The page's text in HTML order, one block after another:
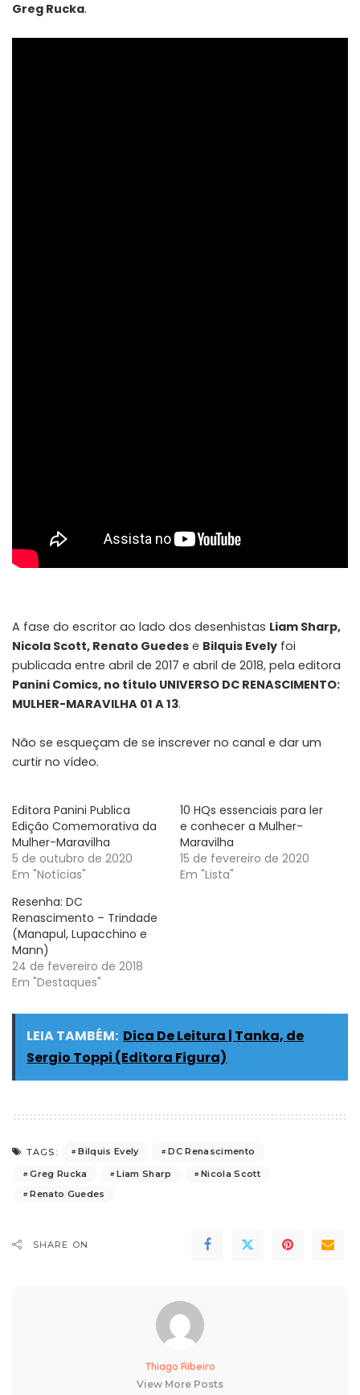
Greg Rucka.
A fase do escritor ao lado dos desenhistas Liam Sharp,
Nicola Scott, Renato Guedes e Bilquis Evely foi
publicada entre abril de 2017 e abril de 2018, pela editora
Panini Comics, no título UNIVERSO DC RENASCIMENTO:
MULHER-MARAVILHA 01 A 13.
Não se esqueçam de se inscrever no canal e dar um
curtir no vídeo.
Editora Panini Publica
Edição Comemorativa da
Mulher-Maravilha
5 de outubro de 2020
Em "Notícias"
10 HQs essenciais para ler
e conhecer a Mulher-
Maravilha
15 de fevereiro de 2020
Em "Lista"
Resenha: DC
Renascimento – Trindade
(Manapul, Lupacchino e
Mann)
24 de fevereiro de 2018
Em "Destaques"
LEIA TAMBÉM: Dica De Leitura | Tanka, de
Sergio Toppi (Editora Figura)
TAGS: Bilquis Evely
DC Renascimento
Greg Rucka
Liam Sharp
Nicola Scott
Renato Guedes
SHARE ON
Thiago Ribeiro
View More Posts